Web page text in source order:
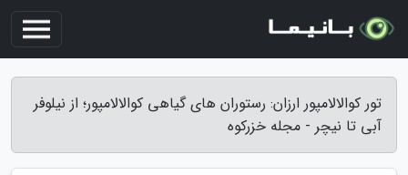
تور کوالالامپور ارزان: رستوران های گیاهی کوالالامپور؛ از نیلوفر
آبی تا نیچر - مجله خزرکوه